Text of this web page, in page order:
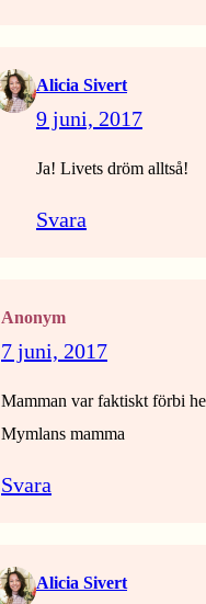
Alicia Sivert
9 juni, 2017
Ja! Livets dröm alltså!
Svara
Anonym
7 juni, 2017
Mamman var faktiskt förbi
Mymlans mamma
Svara
Alicia Sivert